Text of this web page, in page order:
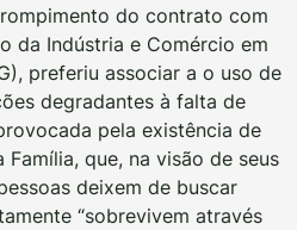
do contrato com
da Indústria e Comércio em
preferiu associar a o uso de
degradantes à falta de
pela existência de
que, na visão de seus
deixem de buscar
“sobrevivem através